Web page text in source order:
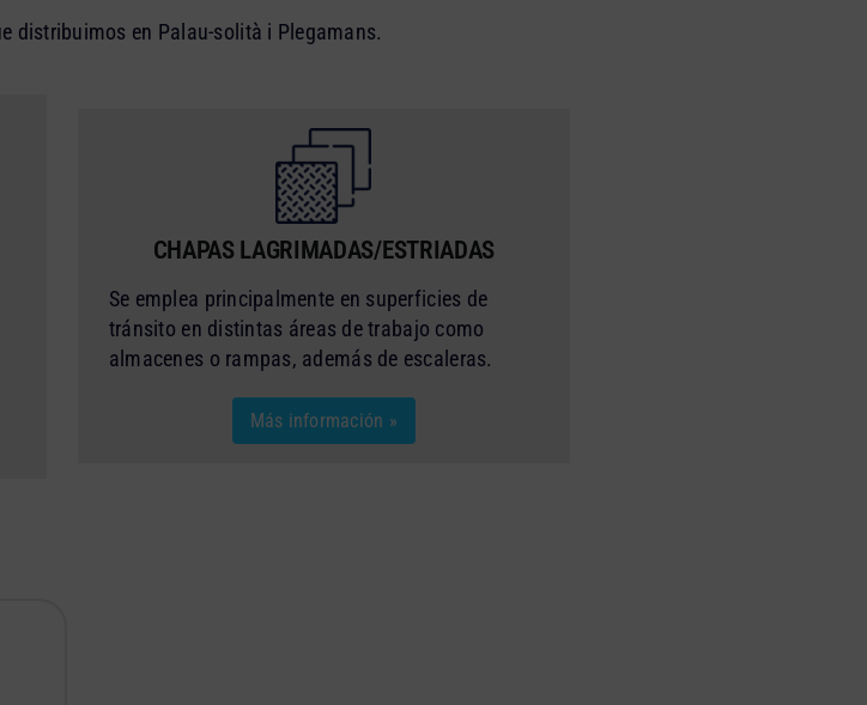
distribuimos en Palau-solità i Plegamans.
CHAPAS LAGRIMADAS/ESTRIADAS
Se emplea principalmente en superficies de
tránsito en distintas áreas de trabajo como
almacenes o rampas, además de escaleras.
Más información »